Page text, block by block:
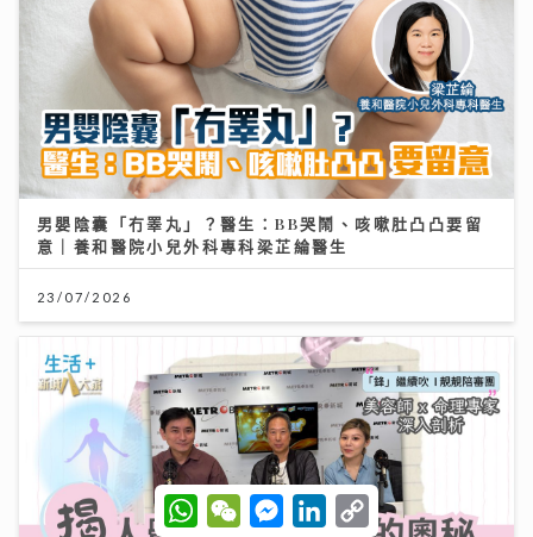
男嬰陰囊「冇睪丸」？醫生：BB哭鬧、咳嗽肚凸凸要留
意｜養和醫院小兒外科專科梁芷綸醫生
23/07/2026
W
h
W
e
M
e
L
C
o